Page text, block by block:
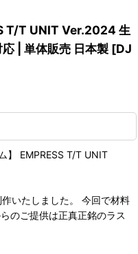
T/T UNIT Ver.2024 生
| 単体販売 日本製 [DJ
】 EMPRESS T/T UNIT
いたしました。 今回で材料
のご提供は正真正銘のラス